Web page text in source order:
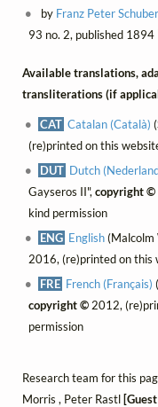
by Franz Peter
93 no. 2, published 1894
Available translations,
transliterations (if
CAT Catalan (Català)
(re)printed on this
DUT Dutch
Gayseros II", copyright ©
kind permission
ENG English(Malcolm
2016, (re)printed on this
FRE French (Français)
copyright ©2012,
permission
Research team for this
Morris , Peter Rastl